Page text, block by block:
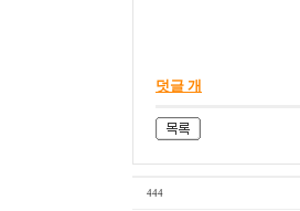
덧글 개
444